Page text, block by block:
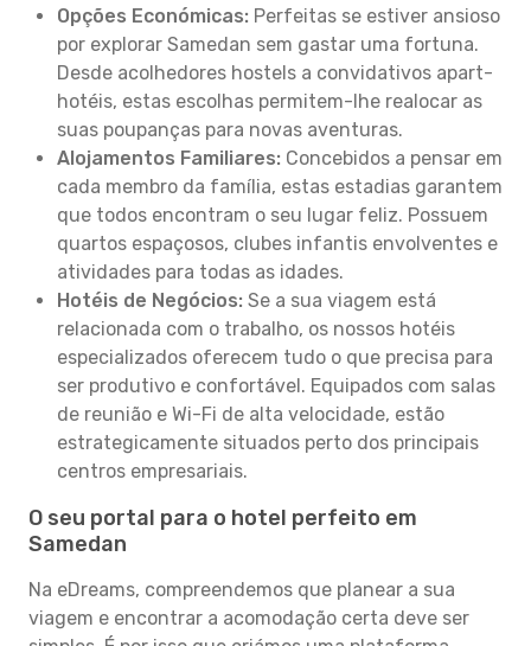
Opções Económicas: Perfeitas se estiver ansioso
por explorar Samedan sem gastar uma fortuna.
Desde acolhedores hostels a convidativos apart-
hotéis, estas escolhas permitem-lhe realocar as
suas poupanças para novas aventuras.
Alojamentos Familiares: Concebidos a pensar em
cada membro da família, estas estadias garantem
que todos encontram o seu lugar feliz. Possuem
quartos espaçosos, clubes infantis envolventes e
atividades para todas as idades.
Hotéis de Negócios: Se a sua viagem está
relacionada com o trabalho, os nossos hotéis
especializados oferecem tudo o que precisa para
ser produtivo e confortável. Equipados com salas
de reunião e Wi-Fi de alta velocidade, estão
estrategicamente situados perto dos principais
centros empresariais.
O seu portal para o hotel perfeito em
Samedan
Na eDreams, compreendemos que planear a sua
viagem e encontrar a acomodação certa deve ser